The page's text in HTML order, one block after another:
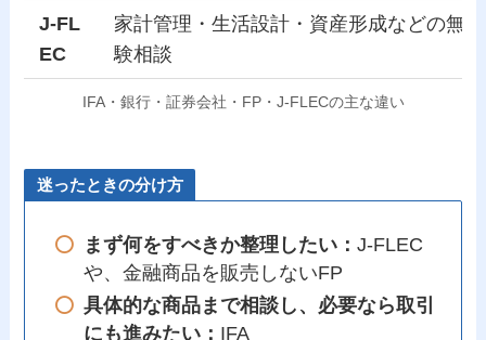
J-FL
EC
家計管理・生活設計・資産形成などの無
験相談
IFA・銀行・証券会社・FP・J-FLECの主な違い
迷ったときの分け方
まず何をすべきか整理したい：J-FLEC
や、金融商品を販売しないFP
具体的な商品まで相談し、必要なら取引
にも進みたい： IFA